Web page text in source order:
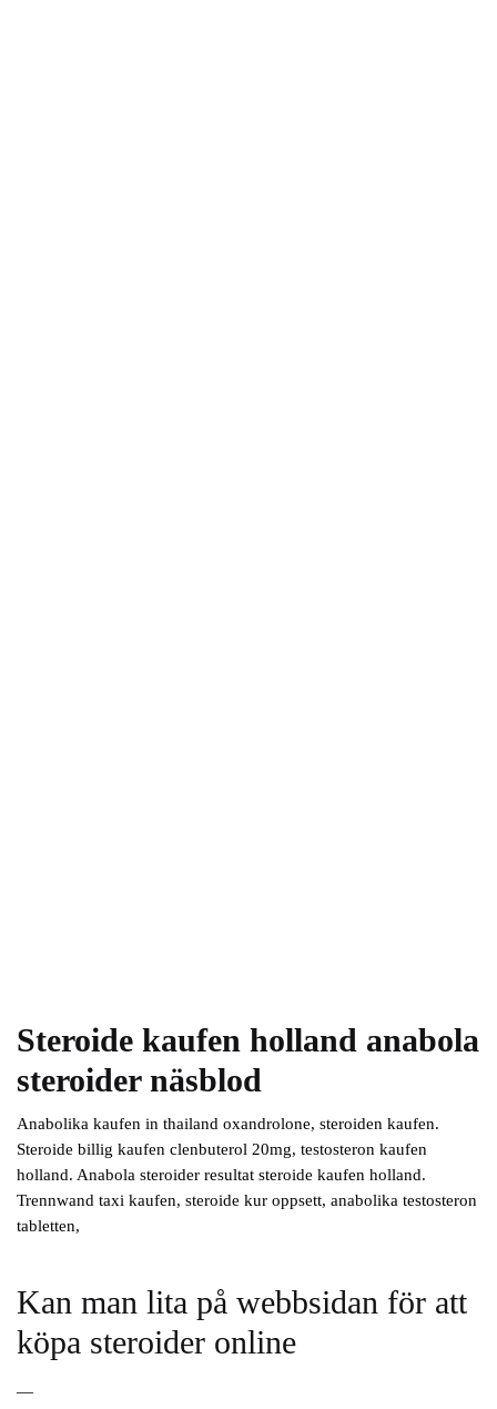
Steroide kaufen holland anabola
steroider näsblod
Anabolika kaufen in thailand oxandrolone, steroiden kaufen.
Steroide billig kaufen clenbuterol 20mg, testosteron kaufen
holland. Anabola steroider resultat steroide kaufen holland.
Trennwand taxi kaufen, steroide kur oppsett, anabolika testosteron
tabletten,
Kan man lita på webbsidan för att
köpa steroider online
—